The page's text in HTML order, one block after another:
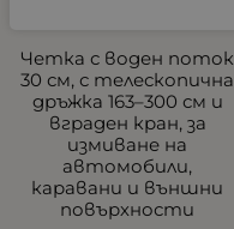
Четка с воден поток
30 см, с телескопична
дръжка 163–300 см и
вграден кран, за
измиване на
автомобили,
каравани и външни
повърхности